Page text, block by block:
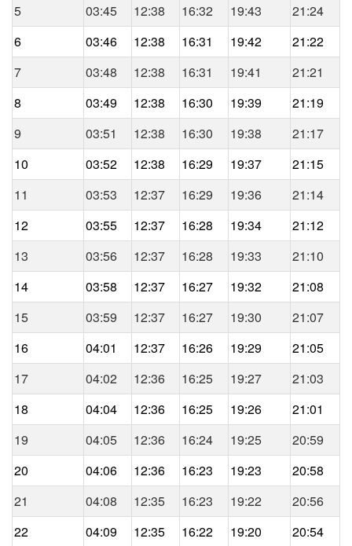
5
03:45 12:38 16:32 19:43
21:24
6
03:46 12:38 16:31 19:42
21:22
7
03:48 12:38 16:31 19:41
21:21
8
03:49 12:38 16:30 19:39
21:19
9
03:51 12:38 16:30 19:38
21:17
10
03:52 12:38 16:29 19:37
21:15
11
03:53 12:37 16:29 19:36
21:14
12
03:55 12:37 16:28 19:34
21:12
13
03:56 12:37 16:28 19:33
21:10
14
03:58 12:37 16:27 19:32
21:08
15
03:59 12:37 16:27 19:30
21:07
16
04:01 12:37 16:26 19:29
21:05
17
04:02 12:36 16:25 19:27
21:03
18
04:04 12:36 16:25 19:26
21:01
19
04:05 12:36 16:24 19:25
20:59
20
04:06 12:36 16:23 19:23
20:58
21
04:08 12:35 16:23 19:22
20:56
22
04:09 12:35 16:22 19:20 20:54